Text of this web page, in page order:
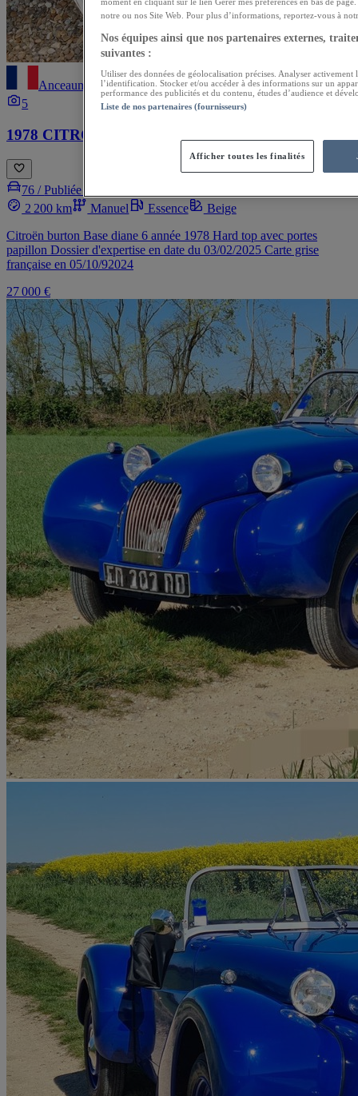
Anceaumeville
5
1978 CITROEN Burton
76 /Publiée le 15/05/2026
2 200 km
Manuel Essence
Beige
Citroën burton Base diane 6 année 1978 Hard top avec portes
papillon Dossier d'expertise en date du 03/02/2025 Carte grise
française en 05/10/92024
27 000 €
notre ou nos Site Web. Pour plus d’informations, reportez-vous à
Nos équipes ainsi que nos partenaires externes,
suivantes :
Utiliser des données de géolocalisation précises. Analyser activement
l’identification. Stocker et/ou accéder à des informations sur un
performance des publicités et du contenu, études d’audience et
Liste de nos partenaires (fournisseurs)
Afficher toutes les finalités